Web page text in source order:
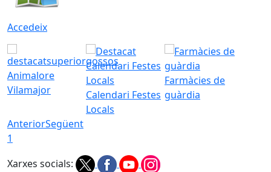
Accedeix
Animalore
Vilamajor
Calendari Festes
Locals
Farmàcies de
guàrdia
AnteriorSegüent
1
Xarxes socials: